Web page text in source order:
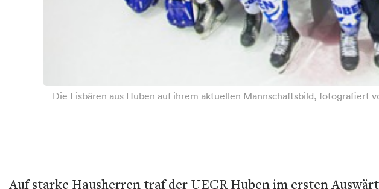
Die Eisbären aus Huben auf ihrem aktuellen Mannschaftsbild, fotografiert
Auf starke Hausherren traf der UECR Huben im ersten